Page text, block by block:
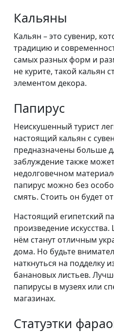
Кальяны
Кальян – это сувенир,
традицию и
самых разных форм и
не курите, такой кальян
элементом декора.
Папирус
Неискушенный турист
настоящий кальян с
предназначены больше
заблуждение также
недолговечном
папирус можно без
смять. Стоить он будет от
Настоящий египетский
произведение
нём станут отличным
дома. Но будьте
наткнуться на подделку
банановых листьев.
папирусы в музеях или
магазинах.
Статуэтки